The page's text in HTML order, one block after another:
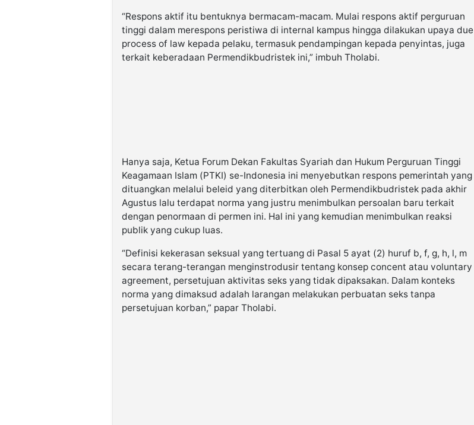
“Respons aktif itu bentuknya bermacam-macam. Mulai respons aktif perguruan
tinggi dalam merespons peristiwa di internal kampus hingga dilakukan upaya due
process of law kepada pelaku, termasuk pendampingan kepada penyintas, juga
terkait keberadaan Permendikbudristek ini,” imbuh Tholabi.
Hanya saja, Ketua Forum Dekan Fakultas Syariah dan Hukum Perguruan Tinggi
Keagamaan Islam (PTKI) se-Indonesia ini menyebutkan respons pemerintah yang
dituangkan melalui beleid yang diterbitkan oleh Permendikbudristek pada akhir
Agustus lalu terdapat norma yang justru menimbulkan persoalan baru terkait
dengan penormaan di permen ini. Hal ini yang kemudian menimbulkan reaksi
publik yang cukup luas.
“Definisi kekerasan seksual yang tertuang di Pasal 5 ayat (2) huruf b, f, g, h, l, m
secara terang-terangan menginstrodusir tentang konsep concent atau voluntary
agreement, persetujuan aktivitas seks yang tidak dipaksakan. Dalam konteks
norma yang dimaksud adalah larangan melakukan perbuatan seks tanpa
persetujuan korban,” papar Tholabi.